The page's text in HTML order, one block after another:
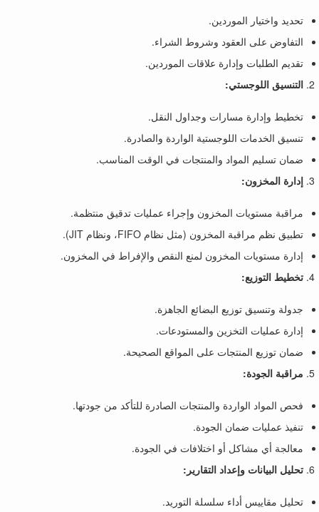
تحديد واختيار الموردين.
التفاوض على العقود وشروط الشراء.
تقديم الطلبات وإدارة علاقات الموردين.
التنسيق اللوجستي:
تخطيط وإدارة مسارات وجداول النقل.
تنسيق الخدمات اللوجستية الواردة والصادرة.
ضمان تسليم المواد والمنتجات في الوقت المناسب.
إدارة المخزون:
مراقبة مستويات المخزون وإجراء عمليات تدقيق منتظمة.
تطبيق نظم مراقبة المخزون (مثل نظام FIFO، ونظام JIT).
إدارة مستويات المخزون لمنع النقص والإفراط في المخزون.
تخطيط التوزيع:
جدولة وتنسيق توزيع البضائع الجاهزة.
إدارة عمليات التخزين والمستودعات.
ضمان توزيع المنتجات على المواقع الصحيحة.
مراقبة الجودة:
فحص المواد الواردة والمنتجات الصادرة للتأكد من جودتها.
تنفيذ عمليات ضمان الجودة.
معالجة أي مشاكل أو اختلافات في الجودة.
تحليل البيانات وإعداد التقارير:
تحليل مقاييس أداء سلسلة التوريد.